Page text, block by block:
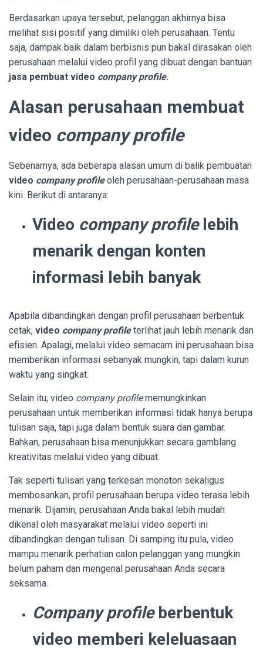
Berdasarkan upaya tersebut, pelanggan akhirnya bisa
melihat sisi positif yang dimiliki oleh perusahaan. Tentu
saja, dampak baik dalam berbisnis pun bakal dirasakan oleh
perusahaan melalui video profil yang dibuat dengan bantuan
jasa pembuat video company profile.
Alasan perusahaan membuat
video company profile
Sebenarnya, ada beberapa alasan umum di balik pembuatan
video company profileoleh perusahaan-perusahaan masa
kini. Berikut di antaranya:
Video company profile lebih
menarik dengan konten
informasi lebih banyak
Apabila dibandingkan dengan profil perusahaan berbentuk
cetak, video company profileterlihat jauh lebih menarik dan
efisien. Apalagi, melalui video semacam ini perusahaan bisa
memberikan informasi sebanyak mungkin, tapi dalam kurun
waktu yang singkat.
Selain itu, video company profilememungkinkan
perusahaan untuk memberikan informasi tidak hanya berupa
tulisan saja, tapi juga dalam bentuk suara dan gambar.
Bahkan, perusahaan bisa menunjukkan secara gamblang
kreativitas melalui video yang dibuat.
Tak seperti tulisan yang terkesan monoton sekaligus
membosankan, profil perusahaan berupa video terasa lebih
menarik. Dijamin, perusahaan Anda bakal lebih mudah
dikenal oleh masyarakat melalui video seperti ini
dibandingkan dengan tulisan. Di samping itu pula, video
mampu menarik perhatian calon pelanggan yang mungkin
belum paham dan mengenal perusahaan Anda secara
seksama.
Company profile berbentuk
video memberi keleluasaan